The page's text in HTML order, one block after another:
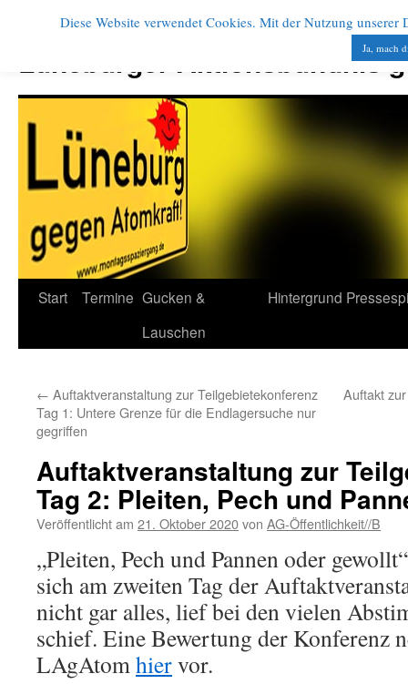
Lüneburger Aktionsbündnis
Start Termine Gucken &
Lauschen
Hintergrund
← Auftaktveranstaltung zur Teilgebietekonferenz
Tag 1: Untere Grenze für die Endlagersuche nur
gegriffen
Auftakt
Auftaktveranstaltung zur
Tag 2: Pleiten, Pech und
Veröffentlicht am 21. Oktober 2020von AG-Öffentlichkeit//B
„Pleiten, Pech und Pannen oder
sich am zweiten Tag der
nicht gar alles, lief bei den vielen
schief. Eine Bewertung der Konferenz
LAgAtomhiervor.
Diese Website verwendet Cookies. Mit der Nutzung
Ja, mach